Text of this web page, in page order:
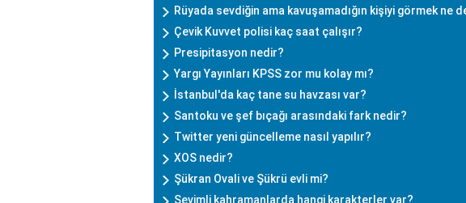
Rüyada sevdiğin ama kavuşamadığın kişiyi görmek ne
Çevik Kuvvet polisi kaç saat çalışır?
Presipitasyon nedir?
Yargı Yayınları KPSS zor mu kolay mı?
İstanbul'da kaç tane su havzası var?
Santoku ve şef bıçağı arasındaki fark nedir?
Twitter yeni güncelleme nasıl yapılır?
XOS nedir?
Şükran Ovali ve Şükrü evli mi?
Sevimli kahramanlarda hangi karakterler var?